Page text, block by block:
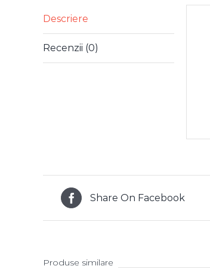
Descriere
Recenzii (0)
Share On Facebook
Produse similare